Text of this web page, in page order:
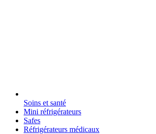
Soins et santé
Mini réfrigérateurs
Safes
Réfrigérateurs médicaux